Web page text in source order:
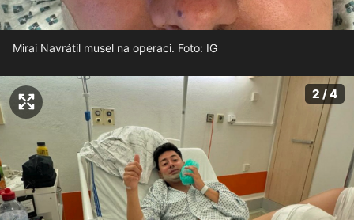
Mirai Navrátil musel na operaci. Foto: IG
2 / 4